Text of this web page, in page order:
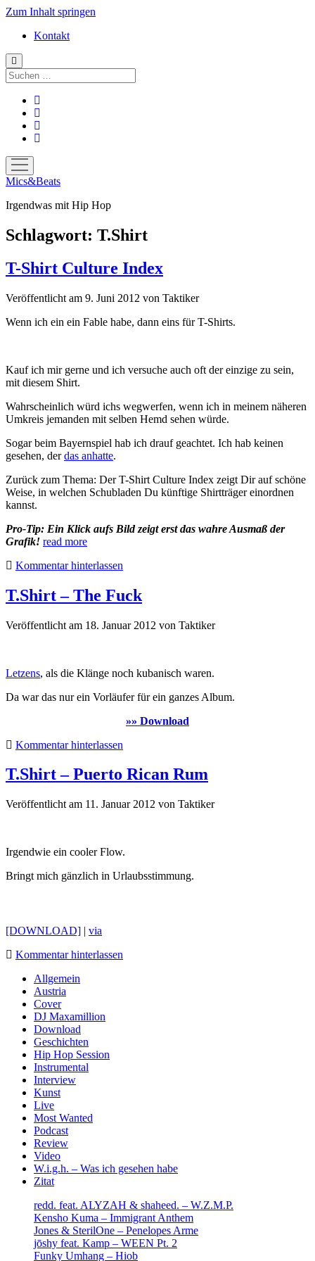
Zum Inhalt springen
Kontakt
Suchen
Menü
öffnen
Mics&Beats
Irgendwas mit Hip Hop
Schlagwort: T.Shirt
T-Shirt Culture Index
Veröffentlicht am 9. Juni 2012 von Taktiker
Wenn ich ein ein Fable habe, dann eins für T-Shirts.
Kauf ich mir gerne und ich versuche auch oft der einzige zu sein,
mit diesem Shirt.
Wahrscheinlich würd ichs wegwerfen, wenn ich in meinem näheren
Umkreis jemanden mit selben Hemd sehen würde.
Sogar beim Bayernspiel hab ich drauf geachtet. Ich hab keinen
gesehen, derdas anhatte.
Zurück zum Thema: Der T-Shirt Culture Index zeigt Dir auf schöne
Weise, in welchen Schubladen Du künftige Shirtträger einordnen
kannst.
Pro-Tip: Ein Klick aufs Bild zeigt erst das wahre Ausmaß der
Grafik! read more
Kommentar hinterlassen
T.Shirt – The Fuck
Veröffentlicht am 18. Januar 2012 von Taktiker
Letzens, als die Klänge noch kubanisch waren.
Da war das nur ein Vorläufer für ein ganzes Album.
»» Download
Kommentar hinterlassen
T.Shirt – Puerto Rican Rum
Veröffentlicht am 11. Januar 2012 von Taktiker
Irgendwie ein cooler Flow.
Bringt mich gänzlich in Urlaubsstimmung.
[DOWNLOAD] | via
Kommentar hinterlassen
Sidebar
Allgemein
Austria
Cover
DJ Maxamillion
Download
Geschichten
Hip Hop Session
Instrumental
Interview
Kunst
Live
Most Wanted
Podcast
Review
Video
W.i.g.h. – Was ich gesehen habe
Zitat
redd. feat. ALYZAH & shaheed. – W.Z.M.P.
Kensho Kuma – Immigrant Anthem
Jones & SterilOne – Penelopes Arme
jōshy feat. Kamp – WEEN Pt. 2
Funky Umhang – Hiob